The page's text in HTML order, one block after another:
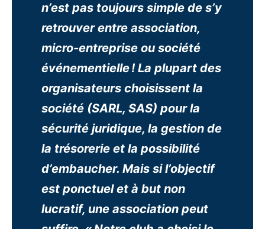
n’est pas toujours simple de s’y
retrouver entre association,
micro-entreprise ou société
événementielle ! La plupart des
organisateurs choisissent la
société (SARL, SAS) pour la
sécurité juridique, la gestion de
la trésorerie et la possibilité
d’embaucher. Mais si l’objectif
est ponctuel et à but non
lucratif, une association peut